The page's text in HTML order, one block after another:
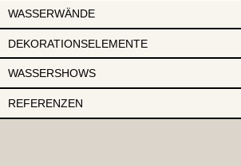
WASSERWÄNDE
DEKORATIONSELEMENTE
WASSERSHOWS
REFERENZEN